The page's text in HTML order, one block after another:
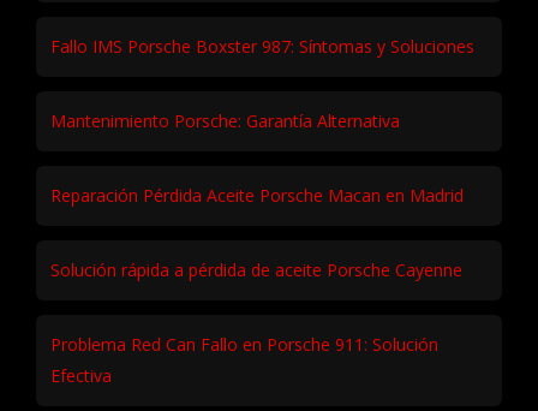
Fallo IMS Porsche Boxster 987: Síntomas y Soluciones
Mantenimiento Porsche: Garantía Alternativa
Reparación Pérdida Aceite Porsche Macan en Madrid
Solución rápida a pérdida de aceite Porsche Cayenne
Problema Red Can Fallo en Porsche 911: Solución
Efectiva